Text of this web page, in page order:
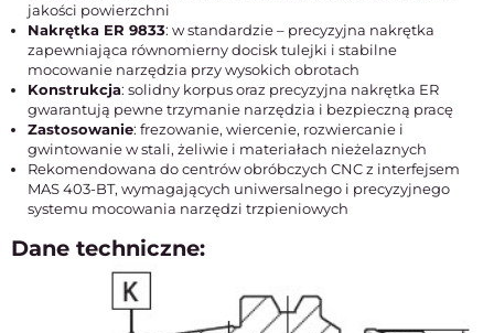
jakości powierzchni
Nakrętka ER 9833: w standardzie – precyzyjna nakrętka
zapewniająca równomierny docisk tulejki i stabilne
mocowanie narzędzia przy wysokich obrotach
Konstrukcja: solidny korpus oraz precyzyjna nakrętka ER
gwarantują pewne trzymanie narzędzia i bezpieczną pracę
Zastosowanie: frezowanie, wiercenie, rozwiercanie i
gwintowanie w stali, żeliwie i materiałach nieżelaznych
Rekomendowana do centrów obróbczych CNC z interfejsem
MAS 403-BT, wymagających uniwersalnego i precyzyjnego
systemu mocowania narzędzi trzpieniowych
Dane techniczne: